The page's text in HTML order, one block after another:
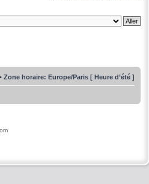
• Zone horaire: Europe/Paris [ Heure d’été ]